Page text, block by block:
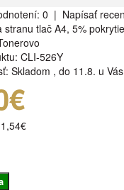
0 | Napísať
stranu tlač A4, 5% pokrytie
CLI-526Y
Skladom , do 11.8. u Vás
1,54€